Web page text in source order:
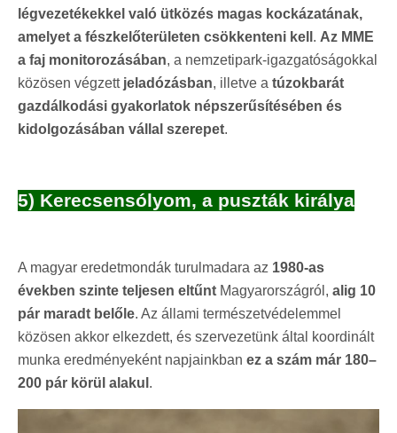
légvezetékekkel való ütközés magas kockázatának,
amelyet a fészkelőterületen csökkenteni kell . Az MME
a faj monitorozásában, a nemzetipark-igazgatóságokkal
közösen végzett jeladózásban, illetve a túzokbarát
gazdálkodási gyakorlatok népszerűsítésében és
kidolgozásában vállal szerepet.
5) Kerecsensólyom, a puszták királya
A magyar eredetmondák turulmadara az 1980-as
években szinte teljesen eltűnt Magyarországról, alig 10
pár maradt belőle. Az állami természetvédelemmel
közösen akkor elkezdett, és szervezetünk által koordinált
munka eredményeként napjainkban ez a szám már 180–
200 pár körül alakul .